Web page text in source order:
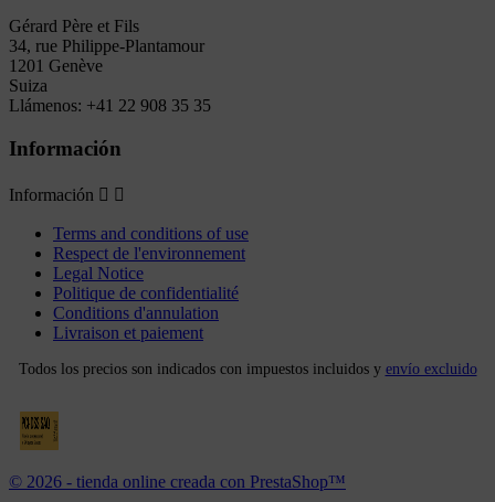
Gérard Père et Fils
34, rue Philippe-Plantamour
1201 Genève
Suiza
Llámenos: +41 22 908 35 35
Información
Información  
Terms and conditions of use
Respect de l'environnement
Legal Notice
Politique de confidentialité
Conditions d'annulation
Livraison et paiement
Todos los precios son indicados con impuestos incluidos y envío excluido
© 2026 - tienda online creada con PrestaShop™